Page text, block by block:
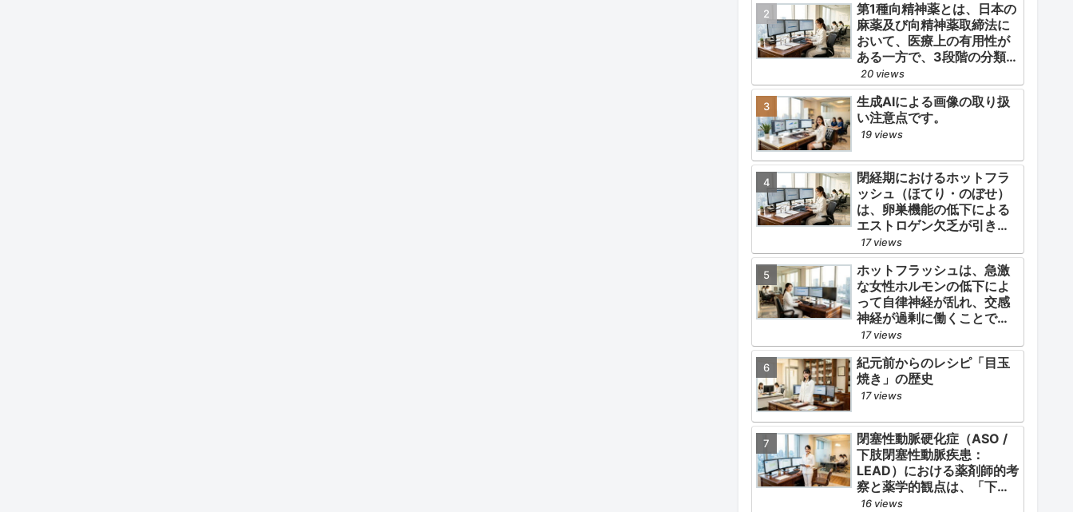
第1種向精神薬とは、日本の
麻薬及び向精神薬取締法に
おいて、医療上の有用性が
ある一方で、3段階の分類
（第1種〜第3種）の中で最
も医療用としての濫用の危
険性が高く、有害作用が強
いとされる医薬品です。
20 views
生成AIによる画像の取り扱
い注意点です。
19 views
閉経期におけるホットフラ
ッシュ（ほてり・のぼせ）
は、卵巣機能の低下による
エストロゲン欠乏が引き金
となります。
17 views
ホットフラッシュは、急激
な女性ホルモンの低下によ
って自律神経が乱れ、交感
神経が過剰に働くことで起
こります。
17 views
紀元前からのレシピ「目玉
焼き」の歴史
17 views
閉塞性動脈硬化症（ASO /
下肢閉塞性動脈疾患：
LEAD）における薬剤師的考
察と薬学的観点は、「下肢
症状（跛行・疼痛）の緩
16 views